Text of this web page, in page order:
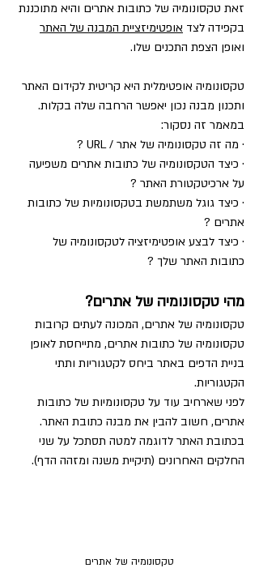
זאת טקסונומיה של כתובות אתרים והיא מתוכננת
בקפידה לצד אופטימיזציית המבנה של האתר
ואופן הצפת התכנים שלו.
טקסונומיה אופטימלית היא קריטית לקידום האתר
ותכנון מבנה נכון יאפשר הרחבה שלה בקלות.
במאמר זה נסקור:
· מה זה טקסונומיה של אתר / URL ?
· כיצד הטקסונומיה של כתובות אתרים משפיעה
על ארכיטקטורת האתר ?
· כיצד גוגל משתמשת בטקסונומיות של כתובות
אתרים ?
· כיצד לבצע אופטימיזציה לטקסונומיה של
כתובות האתר שלך ?
מהי טקסונומיה של אתרים?
טקסונומיה של אתרים, המכונה לעתים קרובות
טקסונומיה של כתובות אתרים, מתייחסת לאופן
בניית הדפים באתר ביחס לקטגוריות ותתי
הקטגוריות.
לפני שארחיב עוד על טקסונומיות של כתובות
אתרים, חשוב להבין את מבנה כתובת האתר.
בכתובת האתר לדוגמה למטה תסתכל על שני
החלקים האחרונים (תיקיית משנה ומזהה הדף).
טקסונומיה של אתרים